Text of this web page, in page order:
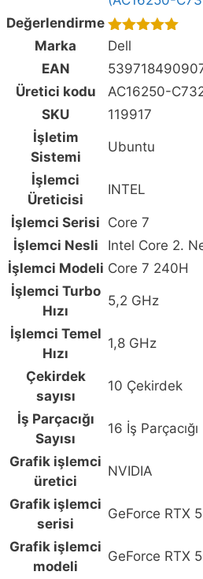
2K
WQXGA
Ubuntu
Gaming
Laptop
(AC16250-
C7321U56N)
2
Yıl
Yerinde
Servis
Garantisi,
TUF
Gaming
A16
FA607NUQ-
RL028-
Gaming
Ryzen
170
GeForce
RTX
4050
Değerlendirme
5.00
Marka
Dell
EAN
Üretici kodu
AC16250-
SKU
119917
İşletim
Sistemi
Ubuntu
İşlemci
Üreticisi
INTEL
İşlemci Serisi Core 7
İşlemci Nesli
Intel Core 2.
İşlemci Modeli Core 7 240H
İşlemci Turbo
Hızı
5,2 GHz
İşlemci Temel
Hızı
1,8 GHz
Çekirdek
sayısı
10 Çekirdek
İş Parçacığı
Sayısı
16 İş Parçacığı
Grafik işlemci
üretici
NVIDIA
Grafik işlemci
serisi
GeForce RTX
Grafik işlemci
modeli
GeForce RTX